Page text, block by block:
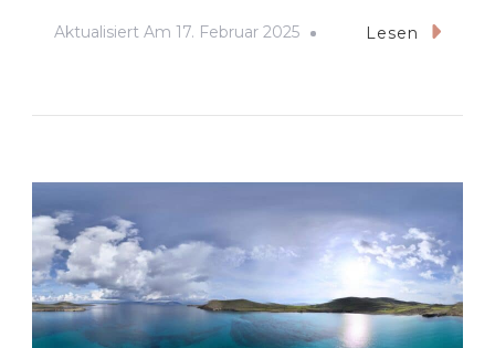
Aktualisiert Am 17. Februar 2025 Lesen